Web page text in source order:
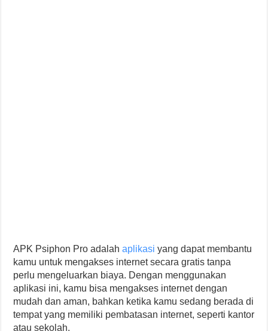
APK Psiphon Pro adalahaplikasi yang dapat membantu
kamu untuk mengakses internet secara gratis tanpa
perlu mengeluarkan biaya. Dengan menggunakan
aplikasi ini, kamu bisa mengakses internet dengan
mudah dan aman, bahkan ketika kamu sedang berada di
tempat yang memiliki pembatasan internet, seperti kantor
atau sekolah.